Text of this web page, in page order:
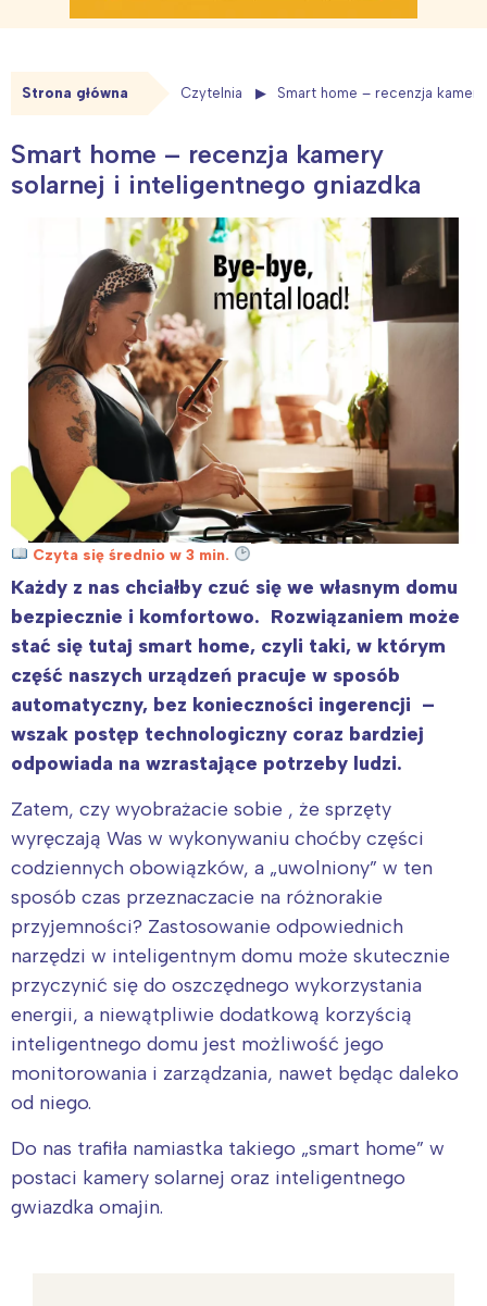
Strona główna Czytelnia Smart home – recenzja
Smart home – recenzja kamery
solarnej i inteligentnego gniazdka
Czyta się średnio w 3 min.
Każdy z nas chciałby czuć się we własnym domu
bezpiecznie i komfortowo. Rozwiązaniem może
stać się tutaj smart home, czyli taki, w którym
część naszych urządzeń pracuje w sposób
automatyczny, bez konieczności ingerencji –
wszak postęp technologiczny coraz bardziej
odpowiada na wzrastające potrzeby ludzi.
Zatem, czy wyobrażacie sobie , że sprzęty
wyręczają Was w wykonywaniu choćby części
codziennych obowiązków, a „uwolniony” w ten
sposób czas przeznaczacie na różnorakie
przyjemności? Zastosowanie odpowiednich
narzędzi w inteligentnym domu może skutecznie
przyczynić się do oszczędnego wykorzystania
energii, a niewątpliwie dodatkową korzyścią
inteligentnego domu jest możliwość jego
monitorowania i zarządzania, nawet będąc daleko
od niego.
Do nas trafiła namiastka takiego „smart home” w
postaci kamery solarnej oraz inteligentnego
gwiazdka omajin.